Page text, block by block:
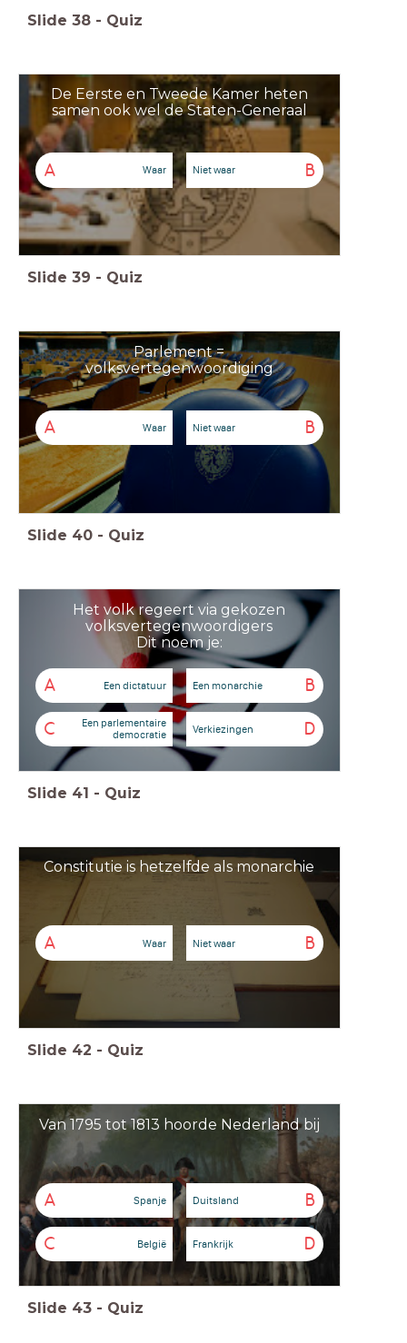
Slide 38 - Quiz
De Eerste en Tweede Kamer heten
samen ook wel de Staten-Generaal
A Waar B
Niet waar
Slide 39 - Quiz
Parlement =
volksvertegenwoordiging
A Waar B
Niet waar
Slide 40 - Quiz
Het volk regeert via gekozen
volksvertegenwoordigers
Dit noem je:
A Een dictatuur B
Een monarchie
C
Een parlementaire
democratie
D
Verkiezingen
Slide 41 - Quiz
Constitutie is hetzelfde als monarchie
A Waar B
Niet waar
Slide 42 - Quiz
Van 1795 tot 1813 hoorde Nederland bij
A Spanje B
Duitsland
C België D
Frankrijk
Slide 43 - Quiz